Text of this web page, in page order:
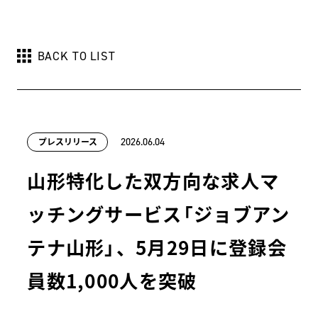
BACK TO LIST
プレスリリース 2026.06.04
山形特化した双方向な求人マ
ッチングサービス「ジョブアン
テナ山形」、5月29日に登録会
員数1,000人を突破